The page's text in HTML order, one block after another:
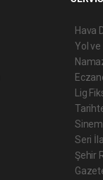
Hava
Yol
Lig
Seri
Şehir